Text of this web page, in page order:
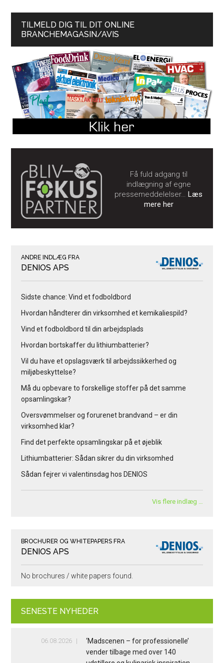
TILMELD DIG TIL DIT ONLINE
BRANCHEMAGASIN/AVIS
Få fuld adgang til
indlægning af egne
pressemeddelelser… Læs
mere her
ANDRE INDLÆG FRA
DENIOS APS
Sidste chance: Vind et fodboldbord
Hvordan håndterer din virksomhed et kemikaliespild?
Vind et fodboldbord til din arbejdsplads
Hvordan bortskaffer du lithiumbatterier?
Vil du have et opslagsværk til arbejdssikkerhed og
miljøbeskyttelse?
Må du opbevare to forskellige stoffer på det samme
opsamlingskar?
Oversvømmelser og forurenet brandvand – er din
virksomhed klar?
Find det perfekte opsamlingskar på et øjeblik
Lithiumbatterier: Sådan sikrer du din virksomhed
Sådan fejrer vi valentinsdag hos DENIOS
Vis flere indlæg …
BROCHURER OG WHITEPAPERS FRA
DENIOS APS
No brochures / white papers found.
SENESTE NYHEDER
06.08.2026
‘Madscenen – for professionelle’
vender tilbage med over 140